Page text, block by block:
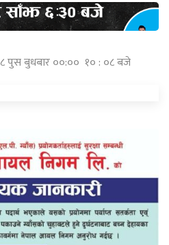
८ पुस बुधबार ००:०० १० : ०८ बजे